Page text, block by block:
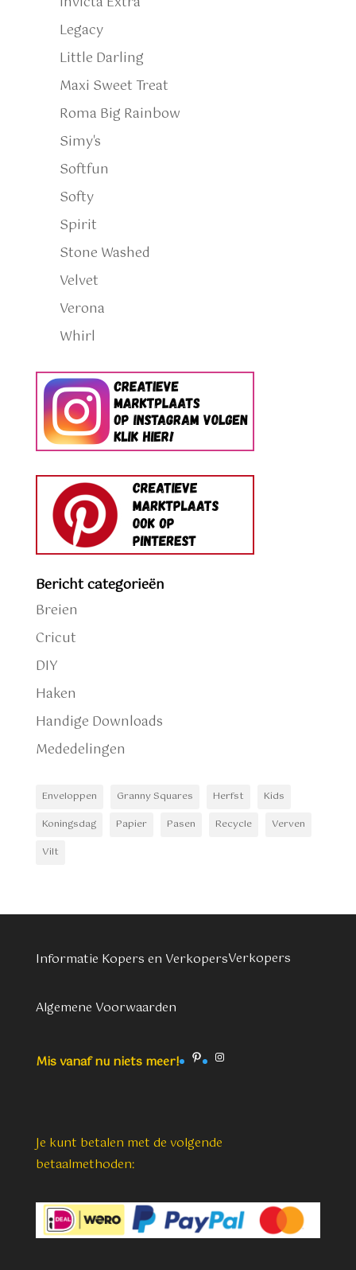
Legacy
Little Darling
Maxi Sweet Treat
Roma Big Rainbow
Simy's
Softfun
Softy
Spirit
Stone Washed
Velvet
Verona
Whirl
Bericht categorieën
Breien
Cricut
DIY
Haken
Handige Downloads
Mededelingen
Enveloppen Granny Squares Herfst
Kids
Koningsdag
Papier Pasen Recycle
Verven
Vilt
Informatie Kopers en VerkopersVerkopers
Algemene Voorwaarden
Mis vanaf nu niets meer! PinterestInstagram
Je kunt betalen met de volgende
betaalmethoden: